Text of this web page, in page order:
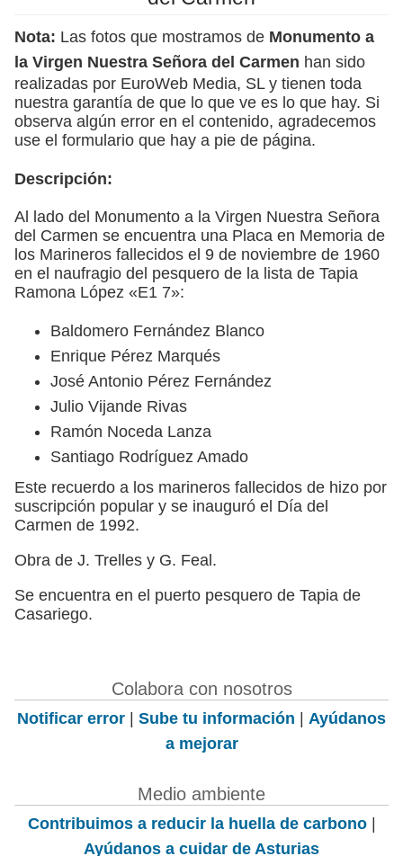
Nota: Las fotos que mostramos de Monumento a
la Virgen Nuestra Señora del Carmen han sido
realizadas por EuroWeb Media, SL y tienen toda
nuestra garantía de que lo que ve es lo que hay. Si
observa algún error en el contenido, agradecemos
use el formulario que hay a pie de página.
Descripción:
Al lado del Monumento a la Virgen Nuestra Señora
del Carmen se encuentra una Placa en Memoria de
los Marineros fallecidos el 9 de noviembre de 1960
en el naufragio del pesquero de la lista de Tapia
Ramona López «E1 7»:
Baldomero Fernández Blanco
Enrique Pérez Marqués
José Antonio Pérez Fernández
Julio Vijande Rivas
Ramón Noceda Lanza
Santiago Rodríguez Amado
Este recuerdo a los marineros fallecidos de hizo por
suscripción popular y se inauguró el Día del
Carmen de 1992.
Obra de J. Trelles y G. Feal.
Se encuentra en el puerto pesquero de Tapia de
Casariego.
Colabora con nosotros
Notificar error | Sube tu información | Ayúdanos
a mejorar
Medio ambiente
Contribuimos a reducir la huella de carbono|
Ayúdanos a cuidar de Asturias